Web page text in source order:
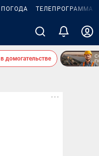
ПОГОДА ТЕЛЕПРОГРАММА
домогательстве